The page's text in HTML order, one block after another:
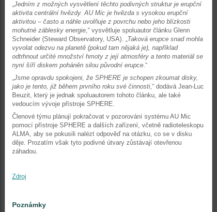
„Jedním z možných vysvětlení těchto podivných struktur je erupční
aktivita centrální hvězdy. AU Mic je hvězda s vysokou erupční
aktivitou – často a náhle uvolňuje z povrchu nebo jeho blízkosti
mohutné záblesky energie,“ vysvětluje spoluautor článku Glenn
Schneider (Steward Observatory, USA). „Taková erupce snad mohla
vyvolat odezvu na planetě (pokud tam nějaká je), například
odtrhnout určité množství hmoty z její atmosféry a tento materiál se
nyní šíří diskem poháněn silou původní erupce.“
„Jsme opravdu spokojeni, že SPHERE je schopen zkoumat disky,
jako je tento, již během prvního roku své činnosti,“ dodává Jean-Luc
Beuzit, který je jednak spoluautorem tohoto článku, ale také
vedoucím vývoje přístroje SPHERE.
Členové týmu plánují pokračovat v pozorování systému AU Mic
pomocí přístroje SPHERE a dalších zařízení, včetně radioteleskopu
ALMA, aby se pokusili nalézt odpověď na otázku, co se v disku
děje. Prozatím však tyto podivné útvary zůstávají otevřenou
záhadou.
Zdroj
Poznámky